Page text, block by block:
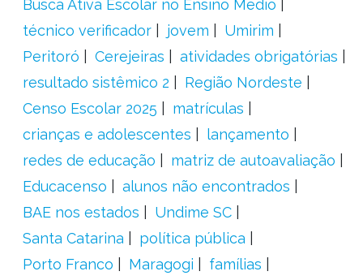
Busca Ativa Escolar no Ensino Médio
técnico verificador
jovem
Umirim
Peritoró
Cerejeiras
atividades obrigatórias
resultado sistêmico 2
Região Nordeste
Censo Escolar 2025
matrículas
crianças e adolescentes
lançamento
redes de educação
matriz de autoavaliação
Educacenso
alunos não encontrados
BAE nos estados
Undime SC
Santa Catarina
política pública
Porto Franco
Maragogi
famílias